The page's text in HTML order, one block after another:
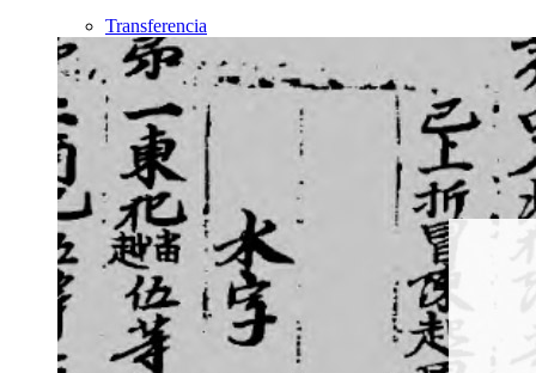
Transferencia